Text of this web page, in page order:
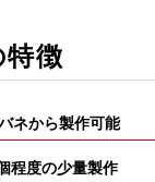
特徴
ネから製作可能
程度の少量製作